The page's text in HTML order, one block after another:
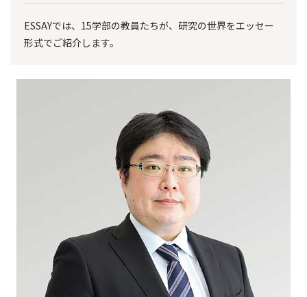
ESSAYでは、15学部の教員たちが、研究の世界をエッセー
形式でご紹介します。